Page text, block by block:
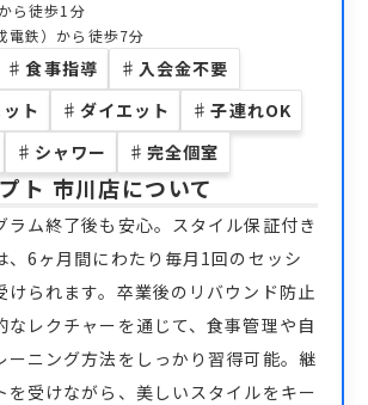
ら徒歩1分
電鉄）から徒歩7分
♯ 食事指導 ♯ 入会金不要
ト ♯ ダイエット ♯ 子連れOK
♯ シャワー ♯ 完全個室
ト 市川店について
ラム終了後も安心。スタイル保証付き
、6ヶ月間にわたり毎月1回のセッシ
けられます。卒業後のリバウンド防止
なレクチャーを通じて、食事管理や自
ーニング方法をしっかり習得可能。継
を受けながら、美しいスタイルをキー